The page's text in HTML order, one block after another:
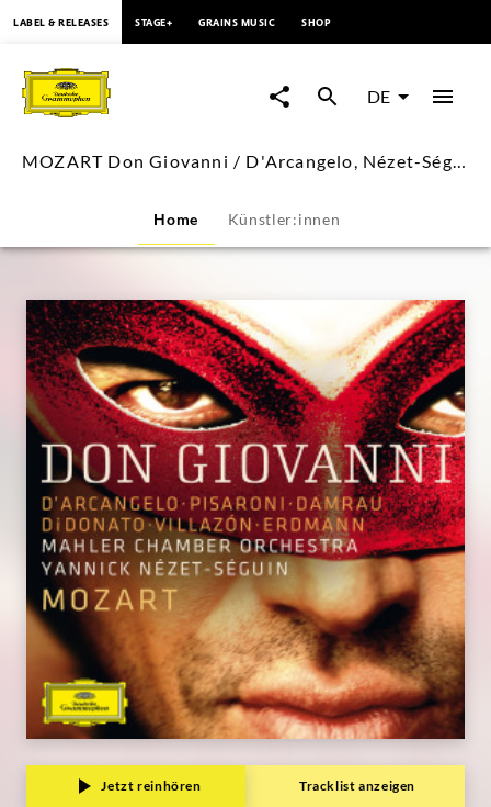
MOZART
Don
Giovanni
D'Arcangelo,
Nézet-
Séguin
Deutsche
Grammophon
LABEL & RELEASES STAGE+ GRAINS MUSIC SHOP
DE
MOZART Don Giovanni / D'Arcangelo, Nézet-Séguin
Home Künstler:innen
Jetzt reinhören Tracklist anzeigen